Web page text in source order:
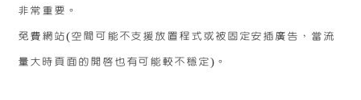
非常重要。
免費網站(空間可能不支援放置程式或被固定安插廣告，當流
量大時頁面的開啟也有可能較不穩定)。